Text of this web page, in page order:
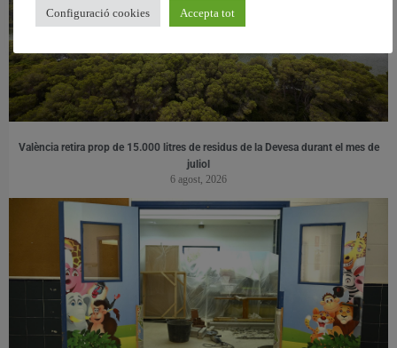
València retira prop de 15.000 litres de residus de la Devesa durant el mes de
juliol
6 agost, 2026
Configuració cookies Accepta tot